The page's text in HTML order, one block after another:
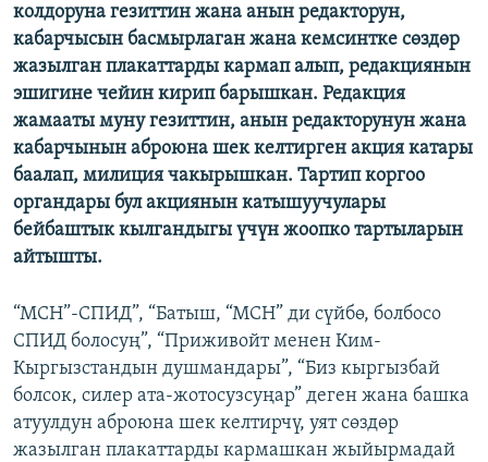
АЗАТТЫК+
ЫҢГАЙСЫЗ СУРООЛОР
ЭЕ/АРнун бардык сайттары
колдоруна гезиттин жана анын редакторун,
кабарчысын басмырлаган жана кемсинтке сөздөр
жазылган плакаттарды кармап алып, редакциянын
эшигине чейин кирип барышкан. Редакция
жамааты муну гезиттин, анын редакторунун жана
кабарчынын аброюна шек келтирген акция катары
баалап, милиция чакырышкан. Тартип коргоо
органдары бул акциянын катышуучулары
бейбаштык кылгандыгы үчүн жоопко тартыларын
айтышты.
“МСН”-СПИД”, “Батыш, “МСН” ди сүйбө, болбосо
СПИД болосуң”, “Приживойт менен Ким-
Кыргызстандын душмандары”, “Биз кыргызбай
болсок, силер ата-жотосузсуңар” деген жана башка
атуулдун аброюна шек келтирчү, уят сөздөр
жазылган плакаттарды кармашкан жыйырмадай